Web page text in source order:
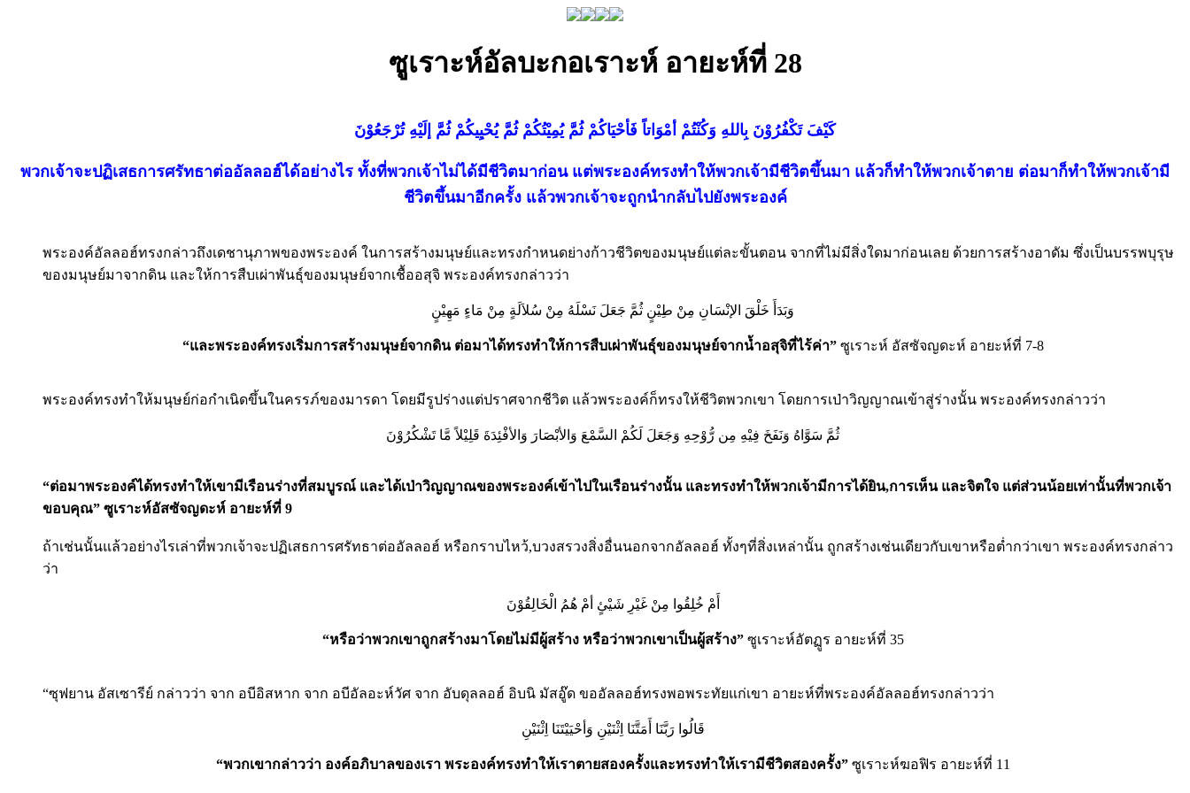
ซูเราะห์อัลบะกอเราะห์ อายะห์ที่ 28
كَيْفَ تَكْفُرُوْنَ بِاللهِ وَكُنْتُمْ أمْوَاتاً فَأحْيَاكُمْ ثُمَّ يُمِيْتُكُمْ ثُمَّ يُحْيِيكُمْ ثُمَّ إلَيْهِ تُرْجَعُوْنَ
พวกเจ้าจะปฏิเสธการศรัทธาต่ออัลลอฮ์ได้อย่างไร ทั้งที่พวกเจ้าไม่ได้มีชีวิตมาก่อน แต่พระองค์ทรงทำให้พวกเจ้ามีชีวิตขึ้นมา แล้วก็ทำให้พวกเจ้าตาย ต่อมาก็ทำให้พวกเจ้ามี
ชีวิตขึ้นมาอีกครั้ง แล้วพวกเจ้าจะถูกนำกลับไปยังพระองค์
พระองค์อัลลอฮ์ทรงกล่าวถึงเดชานุภาพของพระองค์ ในการสร้างมนุษย์และทรงกำหนดย่างก้าวชีวิตของมนุษย์แต่ละขั้นตอน จากที่ไม่มีสิ่งใดมาก่อนเลย ด้วยการสร้างอาดัม ซึ่งเป็นบรรพบุรุษ
ของมนุษย์มาจากดิน และให้การสืบเผ่าพันธุ์ของมนุษย์จากเชื้ออสุจิ พระองค์ทรงกล่าวว่า
وَبَدَأَ خَلْقَ الإنْسَانِ مِنْ طِيْنٍ ثُمَّ جَعَلَ نَسْلَهُ مِنْ سُلاَلَةٍ مِنْ مَاءٍ مَهِيْنٍ
“และพระองค์ทรงเริ่มการสร้างมนุษย์จากดิน ต่อมาได้ทรงทำให้การสืบเผ่าพันธุ์ของมนุษย์จากน้ำอสุจิที่ไร้ค่า” ซูเราะห์ อัสซัจญดะห์ อายะห์ที่ 7-8
พระองค์ทรงทำให้มนุษย์ก่อกำเนิดขึ้นในครรภ์ของมารดา โดยมีรูปร่างแต่ปราศจากชีวิต แล้วพระองค์ก็ทรงให้ชีวิตพวกเขา โดยการเป่าวิญญาณเข้าสู่ร่างนั้น พระองค์ทรงกล่าวว่า
ثُمَّ سَوَّاهُ وَنَفَخَ فِيْهِ مِن رُّوْحِهِ وَجَعَلَ لَكُمْ السَّمْعَ وَالأبْصَارَ وَالأفْئِدَةَ قَلِيْلاً مَّا تَشْكُرُوْنَ
“ต่อมาพระองค์ได้ทรงทำให้เขามีเรือนร่างที่สมบูรณ์ และได้เป่าวิญญาณของพระองค์เข้าไปในเรือนร่างนั้น และทรงทำให้พวกเจ้ามีการได้ยิน,การเห็น และจิตใจ แต่ส่วนน้อยเท่านั้นที่พวกเจ้า
ขอบคุณ” ซูเราะห์อัสซัจญดะห์ อายะห์ที่ 9
ถ้าเช่นนั้นแล้วอย่างไรเล่าที่พวกเจ้าจะปฏิเสธการศรัทธาต่ออัลลอฮ์ หรือกราบไหว้,บวงสรวงสิ่งอื่นนอกจากอัลลอฮ์ ทั้งๆที่สิ่งเหล่านั้น ถูกสร้างเช่นเดียวกับเขาหรือต่ำกว่าเขา พระองค์ทรงกล่าว
ว่า
أَمْ خُلِقُوا مِنْ غَيْرِ شَيْئٍ أمْ هُمُ الْخَالِقُوْنَ
“หรือว่าพวกเขาถูกสร้างมาโดยไม่มีผู้สร้าง หรือว่าพวกเขาเป็นผู้สร้าง” ซูเราะห์อัตฏูร อายะห์ที่ 35
“ซุฟยาน อัสเซารีย์ กล่าวว่า จาก อบีอิสหาก จาก อบีอัลอะห์วัศ จาก อับดุลลอฮ์ อิบนิ มัสอู๊ด ขออัลลอฮ์ทรงพอพระทัยแก่เขา อายะห์ที่พระองค์อัลลอฮ์ทรงกล่าวว่า
قَالُوا رَبَّنَا أَمَتَّنَا اِثْنَيْنِ وَأحْيَيْتَنَا اِثْنَيْنِ
“พวกเขากล่าวว่า องค์อภิบาลของเรา พระองค์ทรงทำให้เราตายสองครั้งและทรงทำให้เรามีชีวิตสองครั้ง” ซูเราะห์ฆอฟิร อายะห์ที่ 11